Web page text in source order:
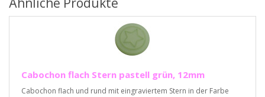
Cabochon flach Stern pastell grün, 12mm
Cabochon flach und rund mit eingraviertem Stern in der Farbe